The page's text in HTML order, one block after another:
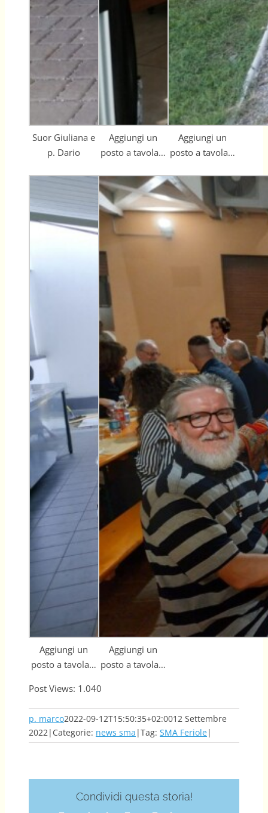
Suor Giuliana e
p. Dario
Aggiungi un
posto a tavola…
Aggiungi un
posto a tavola…
Aggiungi un
posto a tavola…
Aggiungi un
posto a tavola…
Post Views: 1.040
p. marco2022-09-12T15:50:35+02:0012 Settembre
2022| Categorie: news sma |Tag: SMA Feriole|
Condividi questa storia!